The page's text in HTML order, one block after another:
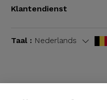
Klantendienst
Taal : Nederlands